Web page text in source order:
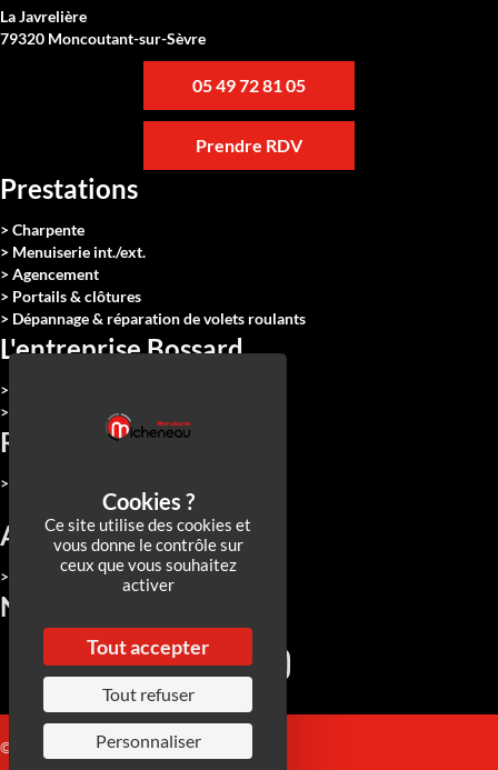
La Javrelière
79320 Moncoutant-sur-Sèvre
05 49 72 81 05
Prendre RDV
Prestations
> Charpente
> Menuiserie int./ext.
> Agencement
> Portails & clôtures
> Dépannage & réparation de volets roulants
L'entreprise Bossard
> Qui sommes-nous
> Nous rejoindre
Réalisations
> Toutes nos réalisations
Actualités
> Toutes nos actualités
Nos réseaux
© 2026 Micheneau
Ce site utilise des cookies et
vous donne le contrôle sur
ceux que vous souhaitez
activer
Tout accepter
Tout refuser
Personnaliser